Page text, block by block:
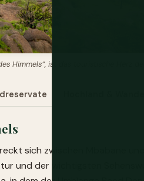
Himmels“, ist das touristische Herz
sich zwischen Mbabane
und der wichtigsten